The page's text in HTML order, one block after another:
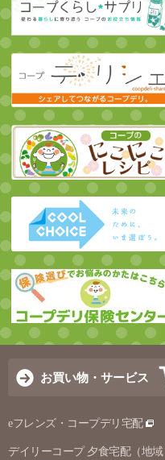
お買い物・サービス
eフレンズ・コープデリ宅配
デイリーコープ 夕食宅配（地域